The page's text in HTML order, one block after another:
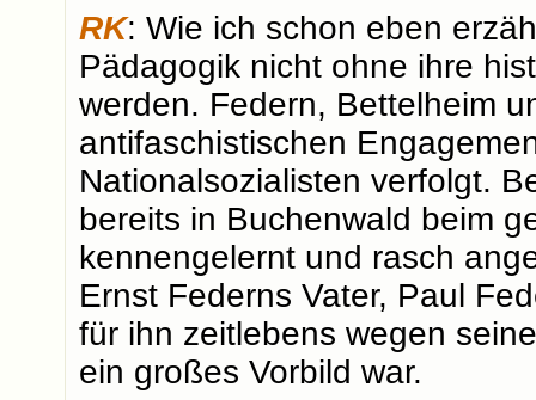
RK: Wie ich schon eben
Pädagogik nicht ohne ihre
werden. Federn, Bettelheim
antifaschistischen
Nationalsozialisten verfolgt.
bereits in Buchenwald beim
kennengelernt und rasch
Ernst Federns Vater, Paul
für ihn zeitlebens wegen
ein großes Vorbild war.